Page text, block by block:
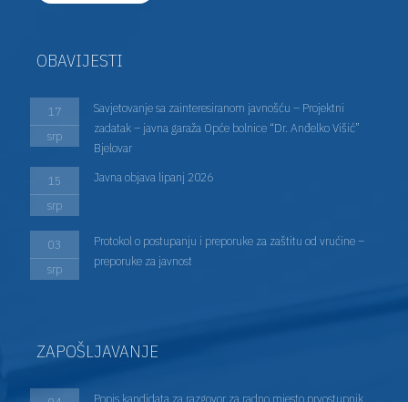
OBAVIJESTI
17
srp
Savjetovanje sa zainteresiranom javnošću – Projektni
zadatak – javna garaža Opće bolnice “Dr. Anđelko Višić”
Bjelovar
15
srp
Javna objava lipanj 2026
03
srp
Protokol o postupanju i preporuke za zaštitu od vrućine –
preporuke za javnost
ZAPOŠLJAVANJE
Popis kandidata za razgovor za radno mjesto prvostupnik